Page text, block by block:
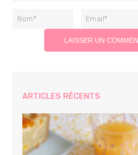
ARTICLES RÉCENTS